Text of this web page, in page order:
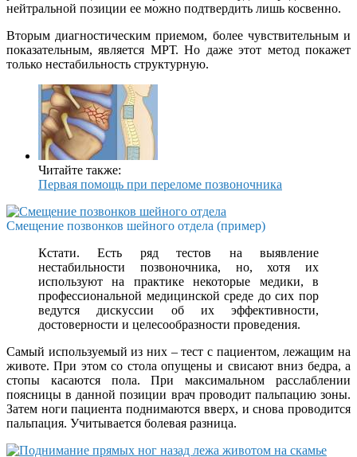
нейтральной позиции ее можно подтвердить лишь косвенно.
Вторым диагностическим приемом, более чувствительным и
показательным, является МРТ. Но даже этот метод покажет
только нестабильность структурную.
Читайте также:
Первая помощь при переломе позвоночника
Смещение позвонков шейного отдела (пример)
Кстати. Есть ряд тестов на выявление
нестабильности позвоночника, но, хотя их
используют на практике некоторые медики, в
профессиональной медицинской среде до сих пор
ведутся дискуссии об их эффективности,
достоверности и целесообразности проведения.
Самый используемый из них – тест с пациентом, лежащим на
животе. При этом со стола опущены и свисают вниз бедра, а
стопы касаются пола. При максимальном расслаблении
поясницы в данной позиции врач проводит пальпацию зоны.
Затем ноги пациента поднимаются вверх, и снова проводится
пальпация. Учитывается болевая разница.